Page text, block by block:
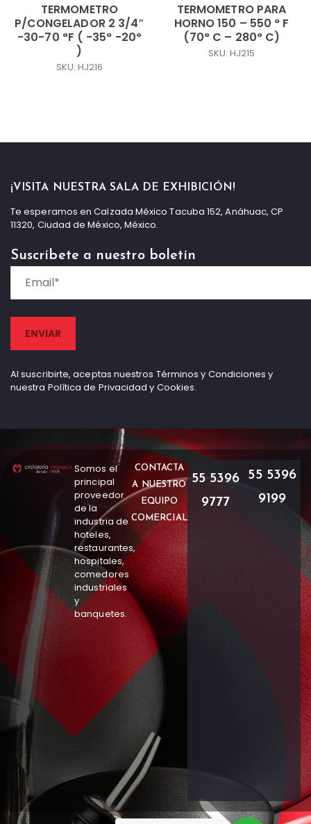
TERMOMETRO
P/CONGELADOR 2 3/4″
-30-70 °F ( -35° -20°
)
SKU: HJ216
TERMOMETRO PARA
HORNO 150 – 550 ° F
(70° C – 280° C)
SKU: HJ215
¡VISITA NUESTRA SALA DE EXHIBICIÓN!
Te esperamos en Calzada México Tacuba 152, Anáhuac, CP
11320, Ciudad de México, México.
Suscríbete a nuestro boletín
Al suscribirte, aceptas nuestros Términos y Condiciones y
nuestra Política de Privacidad y Cookies.
Somos el
principal
proveedor
de la
industria de
hoteles,
restaurantes,
hospitales,
comedores
industriales
y
banquetes.
CONTACTA
A NUESTRO
EQUIPO
COMERCIAL
55 5396
9777
55 5396
9199